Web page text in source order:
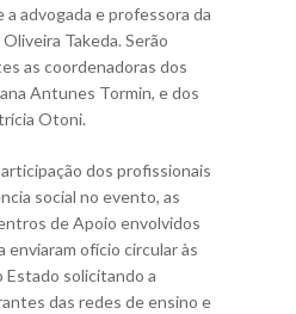
a advogada e professora da
Takeda. Serão
as coordenadoras dos
Antunes Tormin, e dos
Otoni.
dos profissionais
social no evento, as
de Apoio envolvidos
enviaram ofício circular às
solicitando a
das redes de ensino e